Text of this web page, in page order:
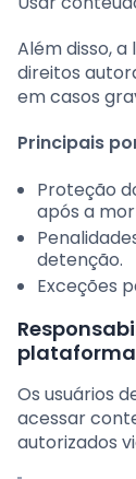
Além disso,
direitos
em casos
Principais
Proteção
após a
detenção.
Exceções
Os usuários
acessar
autorizados